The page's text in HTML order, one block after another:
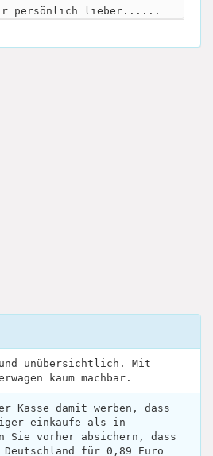
persönlich lieber......
und unübersichtlich. Mit
kaum machbar.
Kasse damit werben, dass
einkaufe als in
Sie vorher absichern, dass
für 0,89 Euro